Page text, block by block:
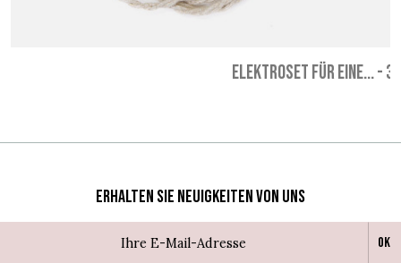
ELEKTROSET FÜR EINE...-
Erhalten Sie Neuigkeiten von uns
Ok